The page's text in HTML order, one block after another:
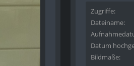
Zugriffe
Dateiname
Datum
Bildmaße